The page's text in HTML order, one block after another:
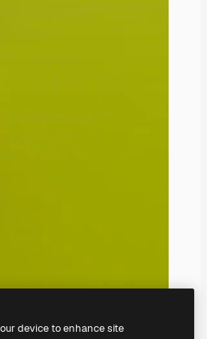
device to enhance site